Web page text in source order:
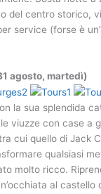
del centro storico,
service (forse è
agosto, martedì)
la sua splendida
viuzze con case a
cui quello di Jack
qualsiasi
molto ricco.
al castello